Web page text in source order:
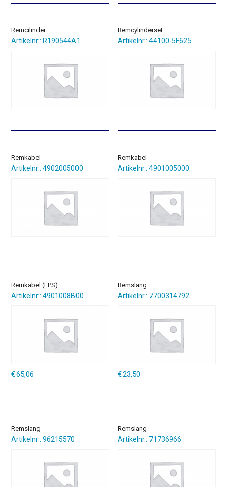
€46,29. €32,40.
€51,39. €35,97.
Remcilinder
Artikelnr.: R190544A1
Remcylinderset
Artikelnr.: 44100-5F625
Remkabel
Artikelnr.: 4902005000
Remkabel
Artikelnr.: 4901005000
Remkabel (EPS)
Artikelnr.: 4901008B00
€65,06
Remslang
Artikelnr.: 7700314792
€23,50
Remslang
Artikelnr.: 96215570
Remslang
Artikelnr.: 71736966